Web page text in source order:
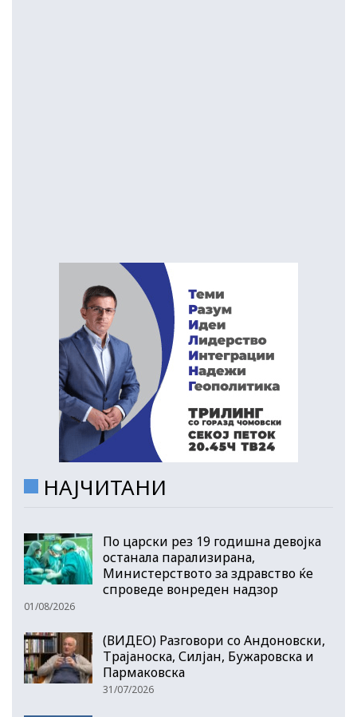
НАЈЧИТАНИ
По царски рез 19 годишна девојка
останала парализирана,
Министерството за здравство ќе
спроведе вонреден надзор
01/08/2026
(ВИДЕО) Разговори со Андоновски,
Трајаноска, Силјан, Бужаровска и
Пармаковска
31/07/2026